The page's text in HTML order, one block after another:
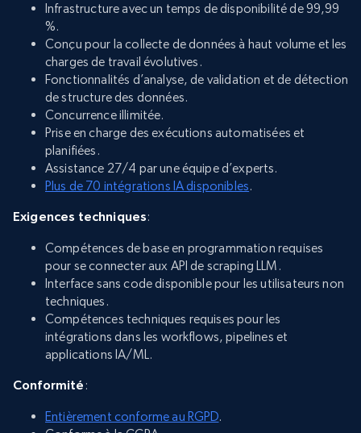
Infrastructure avec un temps de disponibilité de 99,99
%.
Conçu pour la collecte de données à haut volume et les
charges de travail évolutives.
Fonctionnalités d’analyse, de validation et de détection
de structure des données.
Concurrence illimitée.
Prise en charge des exécutions automatisées et
planifiées.
Assistance 27/4 par une équipe d’experts.
Plus de 70 intégrations IA disponibles.
Exigences techniques:
Compétences de base en programmation requises
pour se connecter aux API de scraping LLM.
Interface sans code disponible pour les utilisateurs non
techniques.
Compétences techniques requises pour les
intégrations dans les workflows, pipelines et
applications IA/ML.
Conformité :
Entièrement conforme au RGPD.